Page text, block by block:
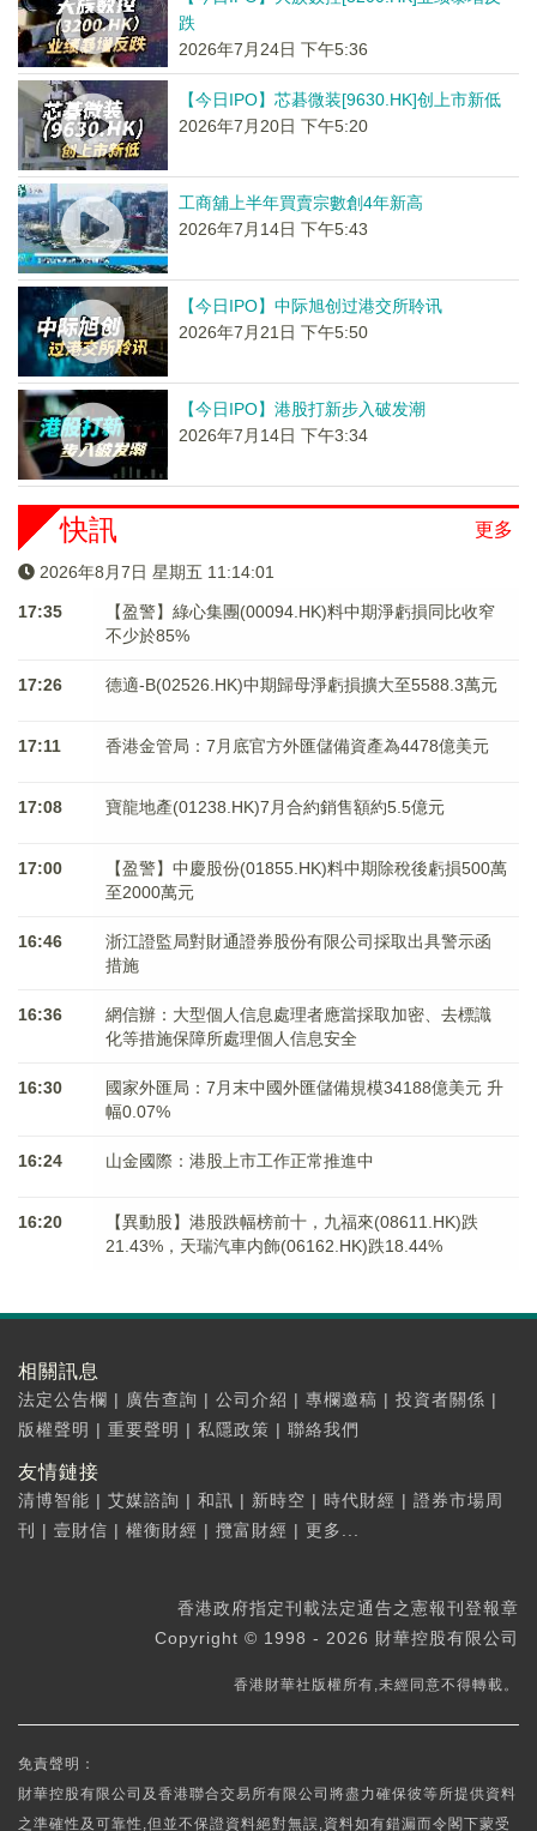
跌
2026年7月24日 下午5:36
【今日IPO】芯碁微装[9630.HK]创上市新低
2026年7月20日 下午5:20
工商舖上半年買賣宗數創4年新高
2026年7月14日 下午5:43
【今日IPO】中际旭创过港交所聆讯
2026年7月21日 下午5:50
【今日IPO】港股打新步入破发潮
2026年7月14日 下午3:34
更多
快訊
2026年8月7日 星期五 11:14:01
17:35
【盈警】綠心集團(00094.HK)料中期淨虧損同比收窄
不少於85%
17:26 德適-B(02526.HK)中期歸母淨虧損擴大至5588.3萬元
17:11 香港金管局：7月底官方外匯儲備資產為4478億美元
17:08 寶龍地產(01238.HK)7月合約銷售額約5.5億元
17:00
【盈警】中慶股份(01855.HK)料中期除稅後虧損500萬
至2000萬元
16:46
浙江證監局對財通證券股份有限公司採取出具警示函
措施
16:36
網信辦：大型個人信息處理者應當採取加密、去標識
化等措施保障所處理個人信息安全
16:30
國家外匯局：7月末中國外匯儲備規模34188億美元 升
幅0.07%
16:24 山金國際：港股上市工作正常推進中
16:20
【異動股】港股跌幅榜前十，九福來(08611.HK)跌
21.43%，天瑞汽車内飾(06162.HK)跌18.44%
相關訊息
法定公告欄 | 廣告查詢 | 公司介紹 | 專欄邀稿 | 投資者關係 |
版權聲明 | 重要聲明 | 私隱政策 | 聯絡我們
友情鏈接
清博智能 | 艾媒諮詢 | 和訊 | 新時空 | 時代財經 | 證券市場周
刊
| 壹財信 | 權衡財經 | 攬富財經 | 更多...
香港政府指定刊載法定通告之憲報刊登報章
Copyright © 1998 - 2026 財華控股有限公司
香港財華社版權所有,未經同意不得轉載。
免責聲明：
財華控股有限公司及香港聯合交易所有限公司將盡力確保彼等所提供資料
之準確性及可靠性,但並不保證資料絕對無誤,資料如有錯漏而令閣下蒙受